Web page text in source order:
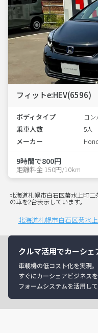
フィットe:HEV(6596)
ボディタイプ コ
乗車人数 5人
メーカー
9時間で800円
距離料金 150円/10km
北海道札幌市白石区菊水上町
の車を2台表示しています。
北海道札幌市白石区菊水
クルマ活用でカーシェ
車載機の低コスト化を実現。
すぐにカーシェアビジネス
フォームシステムを活用し